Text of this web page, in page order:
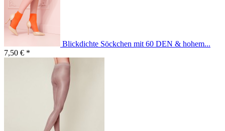
Blickdichte Söckchen mit 60 DEN & hohem...
7,50 € *